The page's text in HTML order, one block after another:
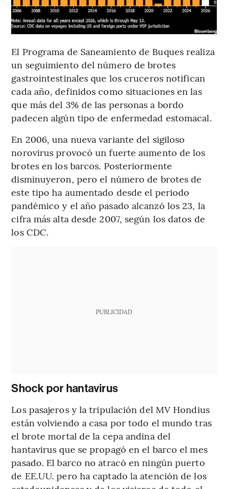
El Programa de Saneamiento de Buques realiza
un seguimiento del número de brotes
gastrointestinales que los cruceros notifican
cada año, definidos como situaciones en las
que más del 3% de las personas a bordo
padecen algún tipo de enfermedad estomacal.
En 2006, una nueva variante del sigiloso
norovirus provocó un fuerte aumento de los
brotes en los barcos. Posteriormente
disminuyeron, pero el número de brotes de
este tipo ha aumentado desde el periodo
pandémico y el año pasado alcanzó los 23, la
cifra más alta desde 2007, según los datos de
los CDC.
PUBLICIDAD
Shock por hantavirus
Los pasajeros y la tripulación del MV Hondius
están volviendo a casa por todo el mundo tras
el brote mortal de la cepa andina del
hantavirus que se propagó en el barco el mes
pasado. El barco no atracó en ningún puerto
de EE.UU. pero ha captado la atención de los